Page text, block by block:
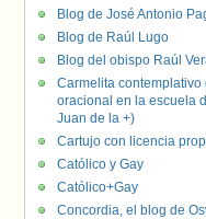
Blog de José Antonio
Blog de Raúl Lugo
Blog del obispo Raúl
Carmelita
oracional en la escuela
Juan de la +)
Cartujo con licencia
Católico y Gay
Católico+Gay
Concordia, el blog de